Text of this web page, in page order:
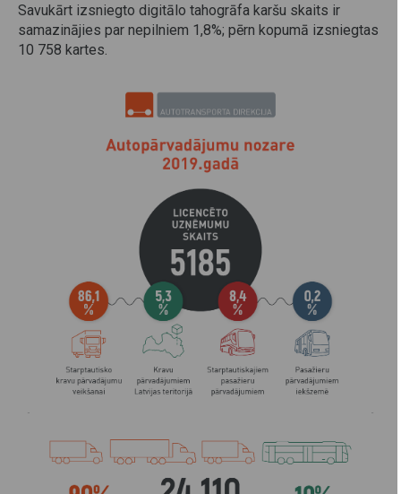
Savukārt izsniegto digitālo tahogrāfa karšu skaits ir
samazinājies par nepilniem 1,8%; pērn kopumā izsniegtas
10 758 kartes.